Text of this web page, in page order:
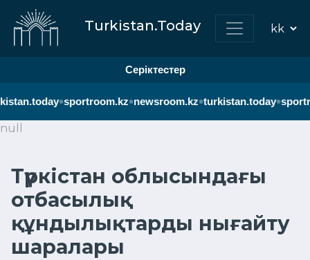
Turkistan.Today
Серіктестер
•sportroom.kz•newsroom.kz•turkistan.today•
null
Түркістан облысындағы
отбасылық
құндылықтарды нығайту
шаралары